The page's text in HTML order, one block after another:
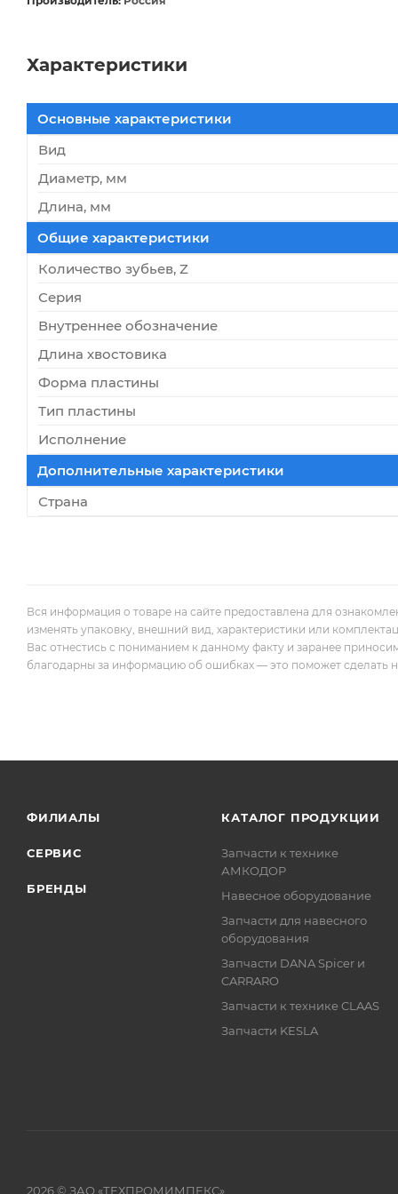
Характеристики
Основные характеристики
Вид
Диаметр, мм
Длина, мм
Общие характеристики
Количество зубьев, Z
Серия
Внутреннее обозначение
Длина хвостовика
Форма пластины
Тип пластины
Исполнение
Дополнительные характеристики
Страна
Вся информация о товаре на сайте предоставлена для
изменять упаковку, внешний вид, характеристики или
Вас отнестись с пониманием к данному факту и заранее
благодарны за информацию об ошибках — это поможет сделать
ФИЛИАЛЫ
СЕРВИС
БРЕНДЫ
КАТАЛОГ ПРОДУКЦИИ
Запчасти к технике
АМКОДОР
Навесное оборудование
Запчасти для навесного
оборудования
Запчасти DANA Spicer и
CARRARO
Запчасти к технике CLAAS
Запчасти KESLA
2026 © ЗАО «ТЕХПРОМИМПЕКС»